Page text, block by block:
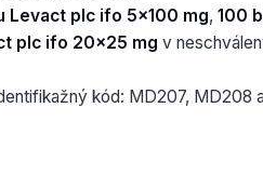
Levact plc ifo 5x100 mg, 100
plc ifo 20x25 mg v
kód: MD207, MD208